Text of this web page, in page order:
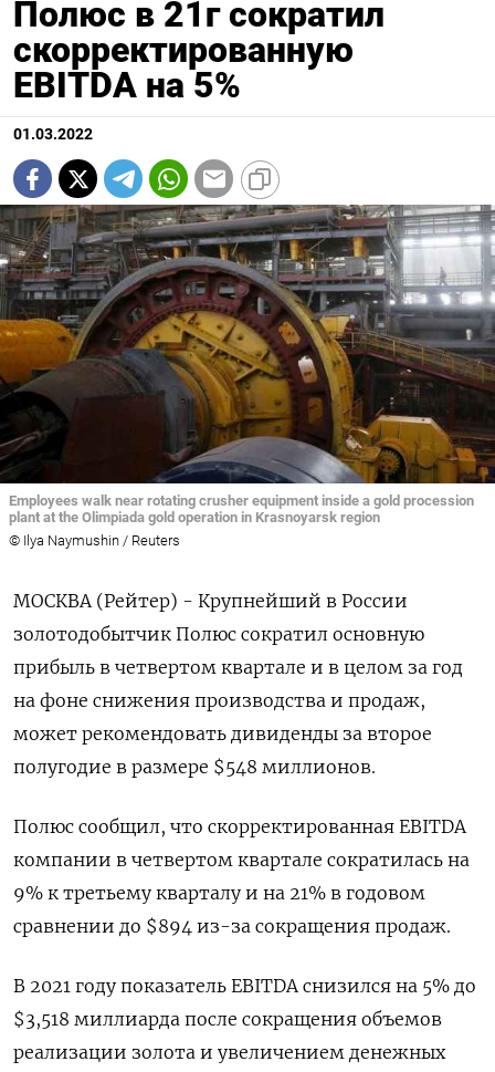
Полюс в 21г сократил
скорректированную
EBITDA на 5%
01.03.2022
Employees walk near rotating crusher equipment inside a gold procession
plant at the Olimpiada gold operation in Krasnoyarsk region
© Ilya Naymushin / Reuters
МОСКВА (Рейтер) - Крупнейший в России
золотодобытчик Полюс сократил основную
прибыль в четвертом квартале и в целом за год
на фоне снижения производства и продаж,
может рекомендовать дивиденды за второе
полугодие в размере $548 миллионов.
Полюс сообщил, что скорректированная EBITDA
компании в четвертом квартале сократилась на
9% к третьему кварталу и на 21% в годовом
сравнении до $894 из-за сокращения продаж.
В 2021 году показатель EBITDA снизился на 5% до
$3,518 миллиарда после сокращения объемов
реализации золота и увеличением денежных